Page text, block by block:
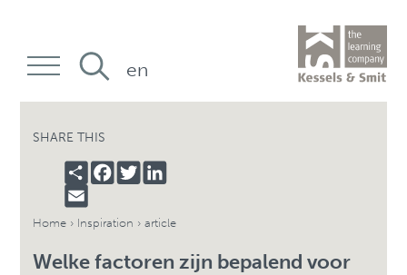
SHARE THIS
SHAREFACEBOOK
TWITTERLINKEDIN
Home › Inspiration › article
Welke factoren zijn bepalend voor
en